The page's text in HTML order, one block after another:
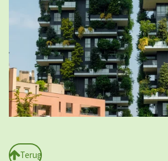
Terug